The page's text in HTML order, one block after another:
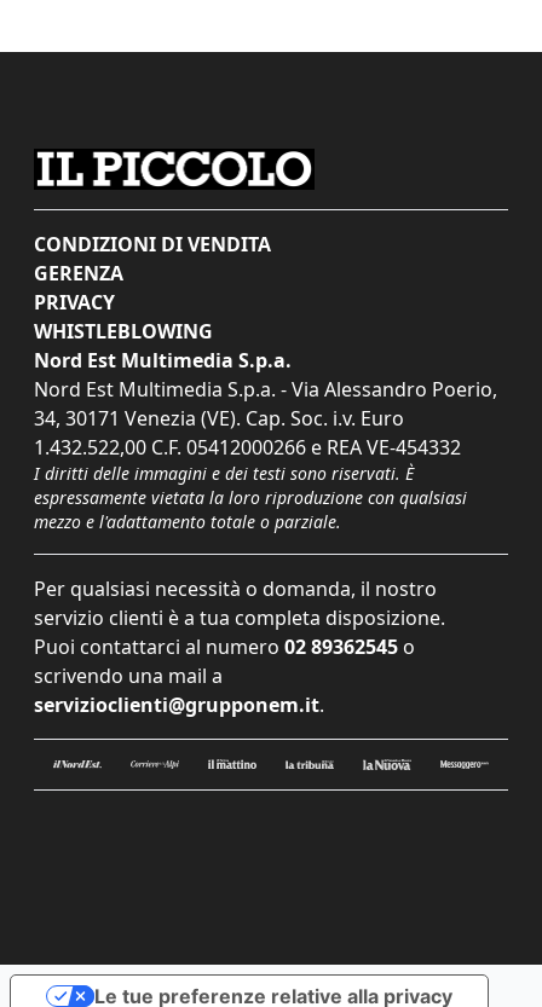
CONDIZIONI DI VENDITA
GERENZA
PRIVACY
WHISTLEBLOWING
Nord Est Multimedia S.p.a.
Nord Est Multimedia S.p.a. - Via Alessandro Poerio,
34, 30171 Venezia (VE). Cap. Soc. i.v. Euro
1.432.522,00 C.F. 05412000266 e REA VE-454332
I diritti delle immagini e dei testi sono riservati. È
espressamente vietata la loro riproduzione con qualsiasi
mezzo e l'adattamento totale o parziale.
Per qualsiasi necessità o domanda, il nostro
servizio clienti è a tua completa disposizione.
Puoi contattarci al numero 02 89362545 o
scrivendo una mail a
servizioclienti@grupponem.it.
Le tue preferenze relative alla privacy